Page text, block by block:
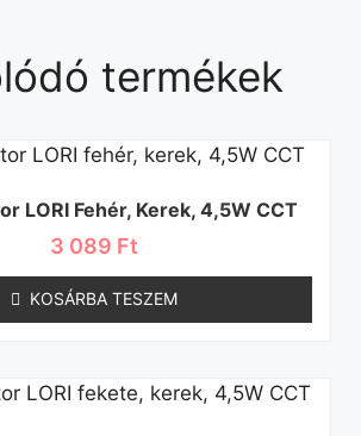
termékek
LORI Fehér, Kerek, 4,5W CCT
3 089 Ft
KOSÁRBA TESZEM